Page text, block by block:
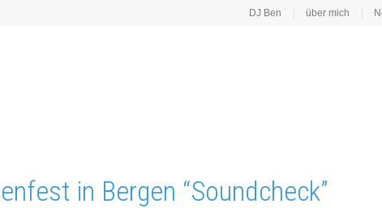
DJ Ben über mich
in Bergen “Soundcheck”